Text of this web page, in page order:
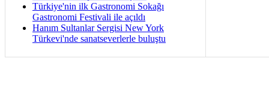
Türkiye'nin ilk Gastronomi Sokağı
Gastronomi Festivali ile açıldı
Hanım Sultanlar Sergisi New York
Türkevi'nde sanatseverlerle buluştu